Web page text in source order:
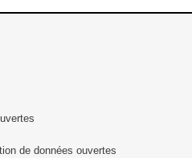
de données ouvertes